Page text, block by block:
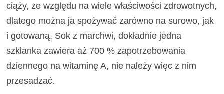
ciąży, ze względu na wiele właściwości zdrowotnych,
dlatego można ja spożywać zarówno na surowo, jak
i gotowaną. Sok z marchwi, dokładnie jedna
szklanka zawiera aż 700 % zapotrzebowania
dziennego na witaminę A, nie należy więc z nim
przesadzać.